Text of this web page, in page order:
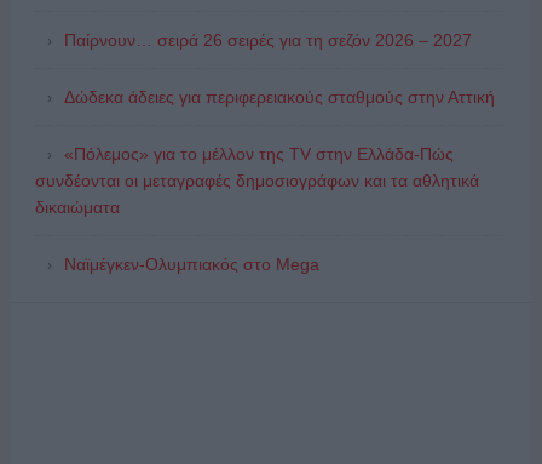
Παίρνουν… σειρά 26 σειρές για τη σεζόν 2026 – 2027
Δώδεκα άδειες για περιφερειακούς σταθμούς στην Αττική
«Πόλεμος» για το μέλλον της TV στην Ελλάδα-Πώς
συνδέονται οι μεταγραφές δημοσιογράφων και τα αθλητικά
δικαιώματα
Ναϊμέγκεν-Ολυμπιακός στο Mega